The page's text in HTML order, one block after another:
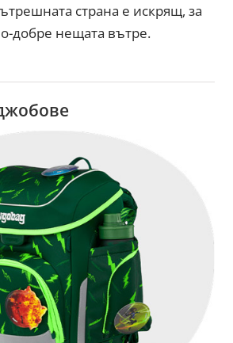
страна е искрящ, за
добре нещата вътре.